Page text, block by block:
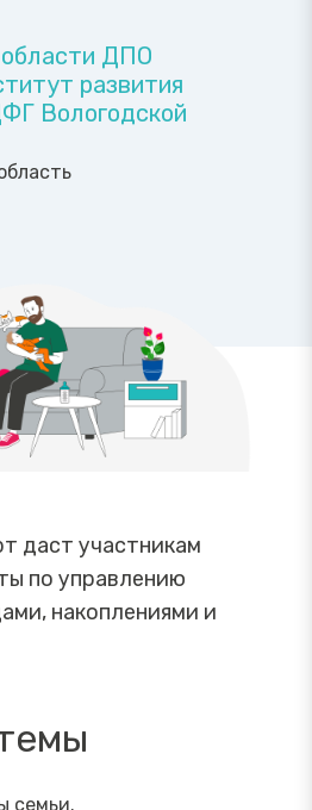
ДПО
развития
Вологодской
даст участникам
по управлению
накоплениями и
семьи.